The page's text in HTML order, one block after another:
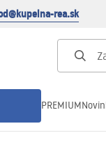
rea.sk
PREMIUM